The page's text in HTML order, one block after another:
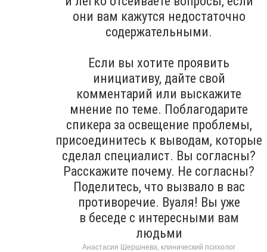
они вам кажутся недостаточно
содержательными.
Если вы хотите проявить
инициативу, дайте свой
комментарий или выскажите
мнение по теме. Поблагодарите
спикера за освещение проблемы,
присоединитесь к выводам, которые
сделал специалист. Вы согласны?
Расскажите почему. Не согласны?
Поделитесь, что вызвало в вас
противоречие. Вуаля! Вы уже
в беседе с интересными вам
людьми
Анастасия Шершнева, клинический психолог